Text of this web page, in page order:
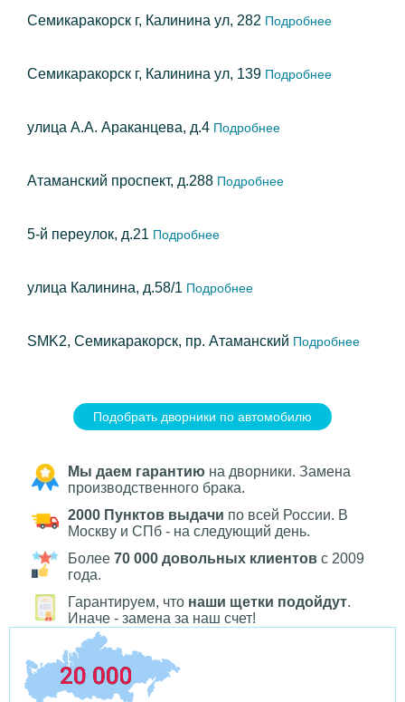
Семикаракорск г, Калинина ул, 282 Подробнее
Семикаракорск г, Калинина ул, 139 Подробнее
улица А.А. Араканцева, д.4 Подробнее
Атаманский проспект, д.288 Подробнее
5-й переулок, д.21 Подробнее
улица Калинина, д.58/1 Подробнее
SMK2, Семикаракорск, пр. Атаманский Подробнее
Подобрать дворники по автомобилю
Мы даем гарантию на дворники. Замена
производственного брака.
2000 Пунктов выдачи по всей России. В
Москву и СПб - на следующий день.
Более 70 000 довольных клиентов с 2009
года.
Гарантируем, что наши щетки подойдут.
Иначе - замена за наш счет!